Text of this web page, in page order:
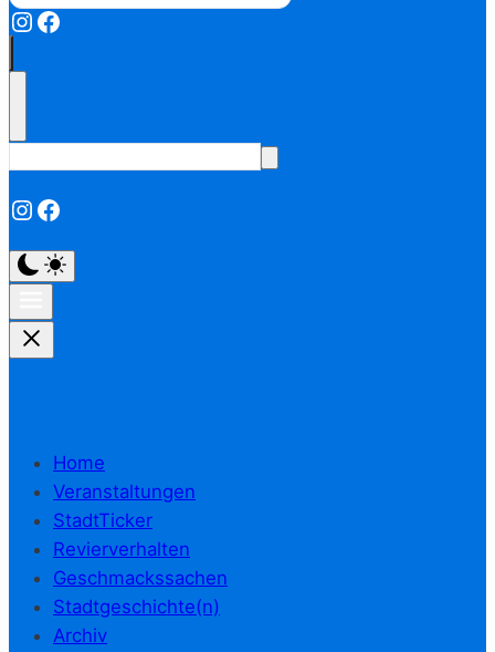
Instagram
Facebook
Instagram
Facebook
Home
Veranstaltungen
StadtTicker
Revierverhalten
Geschmackssachen
Stadtgeschichte(n)
Archiv